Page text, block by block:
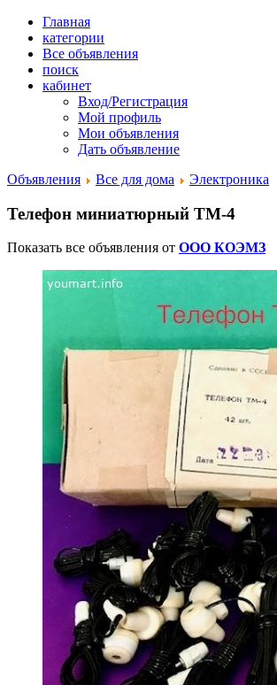
Главная
категории
Все объявления
поиск
кабинет
Вход/Регистрация
Мой профиль
Мои объявления
Дать объявление
Объявления
Все для дома Электроника
Телефон миниатюрный ТМ-4
Показать все объявления от ООО КОЭМЗ